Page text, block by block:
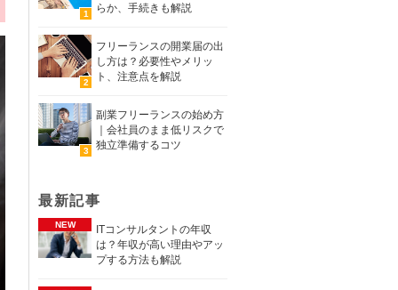
らか、手続きも解説
フリーランスの開業届の出
し方は？必要性やメリッ
ト、注意点を解説
副業フリーランスの始め方
｜会社員のまま低リスクで
独立準備するコツ
最新記事
ITコンサルタントの年収
は？年収が高い理由やアッ
プする方法も解説